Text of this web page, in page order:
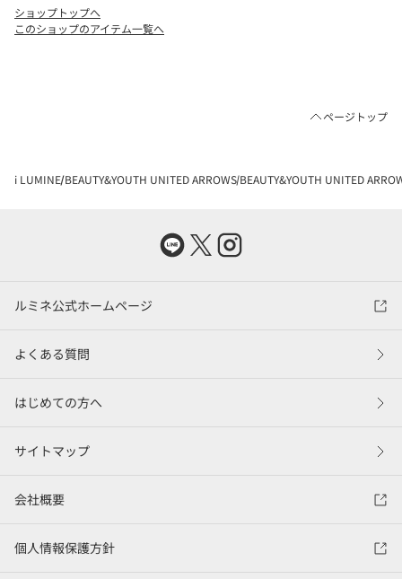
ショップトップへ
このショップのアイテム一覧へ
ページトップ
i LUMINE BEAUTY&YOUTH UNITED ARROWS BEAUTY&YOUTH UNITED
ルミネ公式ホームページ
よくある質問
はじめての方へ
サイトマップ
会社概要
個人情報保護方針